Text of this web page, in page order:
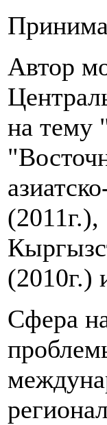
Автор
на тему
(2010г.)
Сфера